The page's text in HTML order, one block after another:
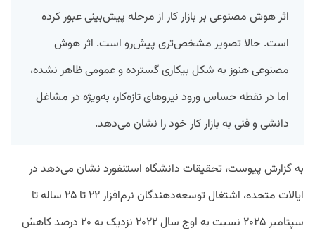
اثر هوش مصنوعی بر بازار کار از مرحله پیش‌بینی عبور کرده
است. حالا تصویر مشخص‌تری پیش‌رو است. اثر هوش
مصنوعی هنوز به شکل بیکاری گسترده و عمومی ظاهر نشده،
اما در نقطه‌ حساس ورود نیروهای تازه‌کار، به‌ویژه در مشاغل
دانشی و فنی به بازار کار خود را نشان می‌دهد.
به گزارش پیوست، تحقیقات دانشگاه استنفورد نشان می‌دهد در
ایالات متحده، اشتغال توسعه‌دهندگان نرم‌افزار ۲۲ تا ۲۵ ساله تا
سپتامبر ۲۰۲۵ نسبت به اوج سال ۲۰۲۲ نزدیک به ۲۰ درصد کاهش